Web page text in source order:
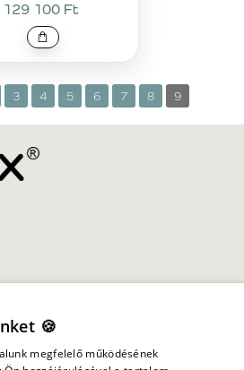
129 100 Ft
3 4 5 6 7 8 9
🍪
megfelelő működésének